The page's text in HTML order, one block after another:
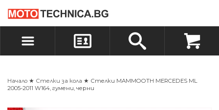
ВХОД
БЪРЗА ПОРЪЧКА ПОРЪЧКА
Начало ★ Стелки за кола ★ Стелки MAMMOOTH MERCEDES ML
2005-2011 W164, гумени, черни